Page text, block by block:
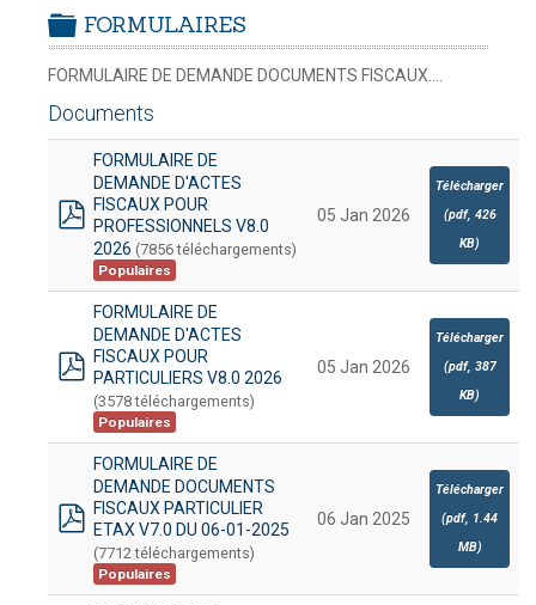
folder
FORMULAIRES
FORMULAIRE DE DEMANDE DOCUMENTS FISCAUX....
Documents
pdf
FORMULAIRE DE
DEMANDE D'ACTES
FISCAUX POUR
PROFESSIONNELS V8.0
2026 (7856 téléchargements)
Populaires
05 Jan 2026
Télécharger
(pdf, 426
KB)
pdf
FORMULAIRE DE
DEMANDE D'ACTES
FISCAUX POUR
PARTICULIERS V8.0 2026
(3578 téléchargements)
Populaires
05 Jan 2026
Télécharger
(pdf, 387
KB)
pdf
FORMULAIRE DE
DEMANDE DOCUMENTS
FISCAUX PARTICULIER
ETAX V7.0 DU 06-01-2025
(7712 téléchargements)
Populaires
06 Jan 2025
Télécharger
(pdf, 1.44
MB)